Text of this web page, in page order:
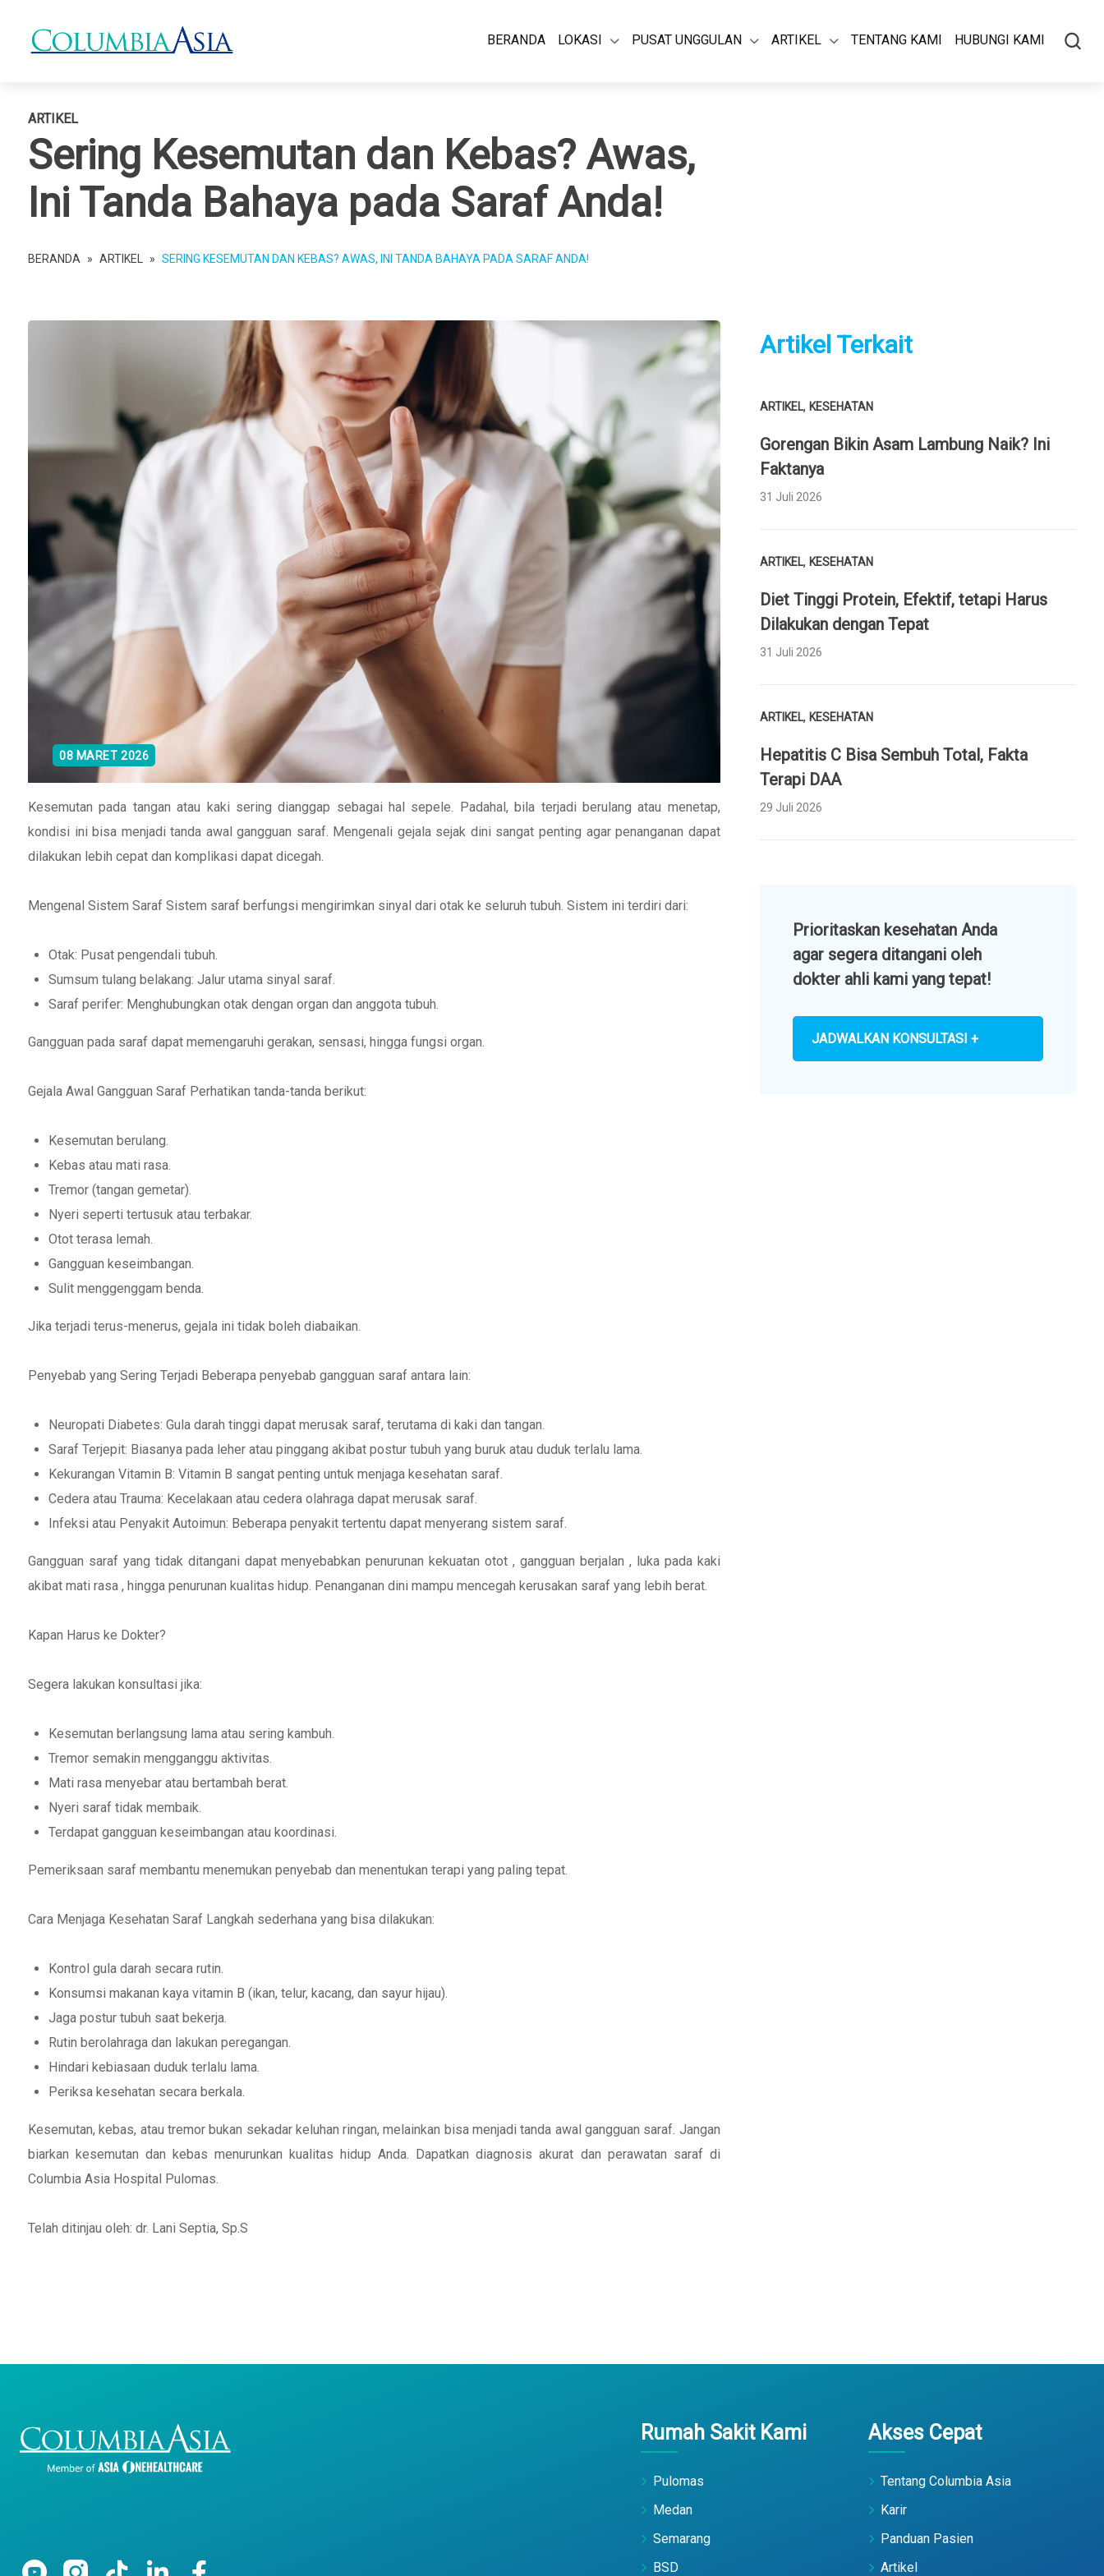
BERANDA LOKASI PUSAT UNGGULAN ARTIKEL TENTANG KAMI HUBUNGI KAMI
ARTIKEL
Sering Kesemutan dan Kebas? Awas,
Ini Tanda Bahaya pada Saraf Anda!
BERANDA » ARTIKEL » SERING KESEMUTAN DAN KEBAS? AWAS, INI TANDA BAHAYA PADA SARAF ANDA!
08 MARET 2026
Kesemutan pada tangan atau kaki sering dianggap sebagai hal sepele. Padahal, bila terjadi berulang atau menetap,
kondisi ini bisa menjadi tanda awal gangguan saraf. Mengenali gejala sejak dini sangat penting agar penanganan dapat
dilakukan lebih cepat dan komplikasi dapat dicegah.
Mengenal Sistem Saraf Sistem saraf berfungsi mengirimkan sinyal dari otak ke seluruh tubuh. Sistem ini terdiri dari:
Otak: Pusat pengendali tubuh.
Sumsum tulang belakang: Jalur utama sinyal saraf.
Saraf perifer: Menghubungkan otak dengan organ dan anggota tubuh.
Gangguan pada saraf dapat memengaruhi gerakan, sensasi, hingga fungsi organ.
Gejala Awal Gangguan Saraf Perhatikan tanda-tanda berikut:
Kesemutan berulang.
Kebas atau mati rasa.
Tremor (tangan gemetar).
Nyeri seperti tertusuk atau terbakar.
Otot terasa lemah.
Gangguan keseimbangan.
Sulit menggenggam benda.
Jika terjadi terus-menerus, gejala ini tidak boleh diabaikan.
Penyebab yang Sering Terjadi Beberapa penyebab gangguan saraf antara lain:
Neuropati Diabetes: Gula darah tinggi dapat merusak saraf, terutama di kaki dan tangan.
Saraf Terjepit: Biasanya pada leher atau pinggang akibat postur tubuh yang buruk atau duduk terlalu lama.
Kekurangan Vitamin B: Vitamin B sangat penting untuk menjaga kesehatan saraf.
Cedera atau Trauma: Kecelakaan atau cedera olahraga dapat merusak saraf.
Infeksi atau Penyakit Autoimun: Beberapa penyakit tertentu dapat menyerang sistem saraf.
Gangguan saraf yang tidak ditangani dapat menyebabkan penurunan kekuatan otot , gangguan berjalan , luka pada kaki
akibat mati rasa , hingga penurunan kualitas hidup. Penanganan dini mampu mencegah kerusakan saraf yang lebih berat.
Kapan Harus ke Dokter?
Segera lakukan konsultasi jika:
Kesemutan berlangsung lama atau sering kambuh.
Tremor semakin mengganggu aktivitas.
Mati rasa menyebar atau bertambah berat.
Nyeri saraf tidak membaik.
Terdapat gangguan keseimbangan atau koordinasi.
Pemeriksaan saraf membantu menemukan penyebab dan menentukan terapi yang paling tepat.
Cara Menjaga Kesehatan Saraf Langkah sederhana yang bisa dilakukan:
Kontrol gula darah secara rutin.
Konsumsi makanan kaya vitamin B (ikan, telur, kacang, dan sayur hijau).
Jaga postur tubuh saat bekerja.
Rutin berolahraga dan lakukan peregangan.
Hindari kebiasaan duduk terlalu lama.
Periksa kesehatan secara berkala.
Kesemutan, kebas, atau tremor bukan sekadar keluhan ringan, melainkan bisa menjadi tanda awal gangguan saraf. Jangan
biarkan kesemutan dan kebas menurunkan kualitas hidup Anda. Dapatkan diagnosis akurat dan perawatan saraf di
Columbia Asia Hospital Pulomas.
Telah ditinjau oleh: dr. Lani Septia, Sp.S
Artikel Terkait
ARTIKEL, KESEHATAN
Gorengan Bikin Asam Lambung Naik? Ini
Faktanya
31 Juli 2026
ARTIKEL, KESEHATAN
Diet Tinggi Protein, Efektif, tetapi Harus
Dilakukan dengan Tepat
31 Juli 2026
ARTIKEL, KESEHATAN
Hepatitis C Bisa Sembuh Total, Fakta
Terapi DAA
29 Juli 2026
Prioritaskan kesehatan Anda
agar segera ditangani oleh
dokter ahli kami yang tepat!
JADWALKAN KONSULTASI +
Rumah Sakit Kami
Pulomas
Medan
Semarang
BSD
Akses Cepat
Tentang Columbia Asia
Karir
Panduan Pasien
Artikel